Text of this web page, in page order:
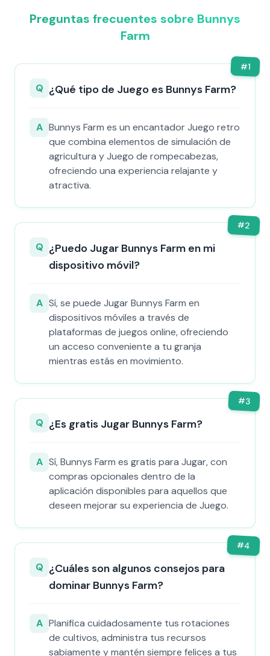
Preguntas frecuentes sobre Bunnys
Farm
#1
Q ¿Qué tipo de Juego es Bunnys Farm?
A Bunnys Farm es un encantador Juego retro
que combina elementos de simulación de
agricultura y Juego de rompecabezas,
ofreciendo una experiencia relajante y
atractiva.
#2
Q ¿Puedo Jugar Bunnys Farm en mi
dispositivo móvil?
A Sí, se puede Jugar Bunnys Farm en
dispositivos móviles a través de
plataformas de juegos online, ofreciendo
un acceso conveniente a tu granja
mientras estás en movimiento.
#3
Q ¿Es gratis Jugar Bunnys Farm?
A Sí, Bunnys Farm es gratis para Jugar, con
compras opcionales dentro de la
aplicación disponibles para aquellos que
deseen mejorar su experiencia de Juego.
#4
Q ¿Cuáles son algunos consejos para
dominar Bunnys Farm?
A Planifica cuidadosamente tus rotaciones
de cultivos, administra tus recursos
sabiamente y mantén siempre felices a tus